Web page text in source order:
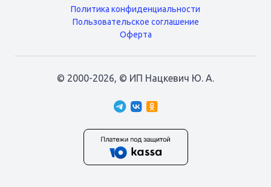
Политика конфиденциальности
Пользовательское соглашение
Оферта
© 2000-2026, © ИП Нацкевич Ю. А.